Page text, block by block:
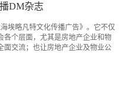
DM杂志
埃略凡特文化传播广告》。它不仅
各个层面，尤其是房地产企业和物
面交流；也让房地产企业及物业公